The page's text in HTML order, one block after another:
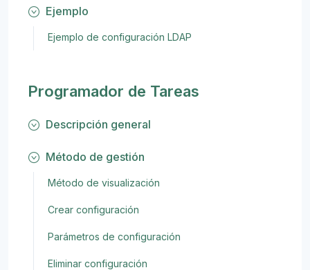
Ejemplo
Ejemplo de configuración LDAP
Programador de Tareas
Descripción general
Método de gestión
Método de visualización
Crear configuración
Parámetros de configuración
Eliminar configuración